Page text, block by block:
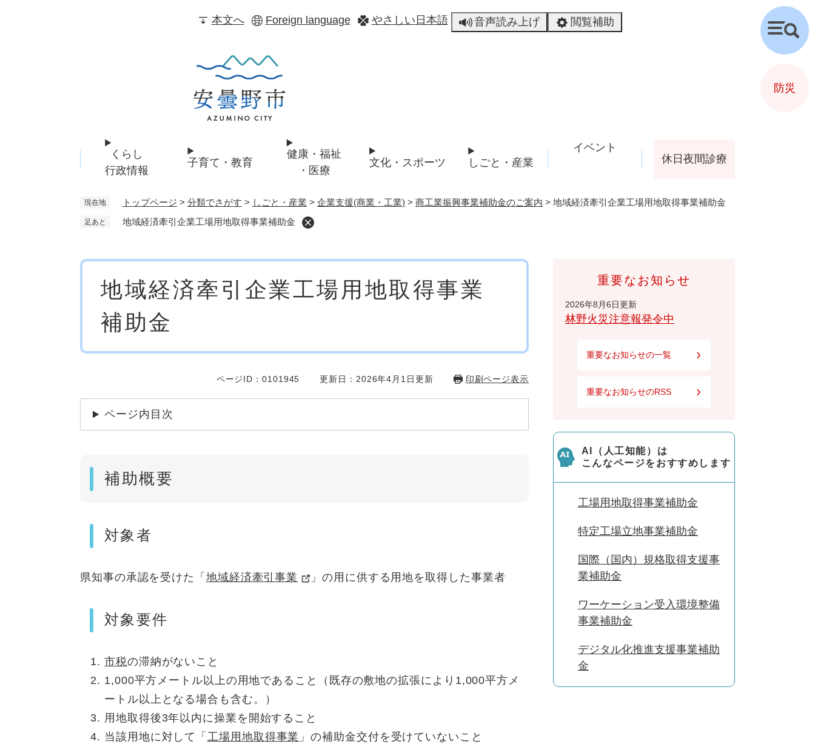
本文へ Foreign language やさしい日本語 音声読み上げ 閲覧補助
くらし
行政情報
子育て・教育
健康・福祉
・医療
文化・スポーツ しごと・産業
イベント
休日夜間診療
現在地 トップページ > 分類でさがす > しごと・産業 > 企業支援(商業・工業) > 商工業振興事業補助金のご案内 > 地域経済牽引企業工場用地取得事業補助金
足あと 地域経済牽引企業工場用地取得事業補助金
地域経済牽引企業工場用地取得事業
補助金
ページID：0101945 更新日：2026年4月1日更新 印刷ページ表示
ページ内目次
補助概要
対象者
県知事の承認を受けた「 地域経済牽引事業 」の用に供する用地を取得した事業者​
対象要件
市税の滞納がないこと
1,000平方メートル以上の用地であること（既存の敷地の拡張により1,000平方メ
ートル以上となる場合も含む。）
用地取得後3年以内に操業を開始すること
当該用地に対して「工場用地取得事業 」の補助金交付を受けていないこと
重要なお知らせ
2026年8月6日更新
林野火災注意報発令中
重要なお知らせの一覧
重要なお知らせのRSS
AI（人工知能）は
こんなページをおすすめします
工場用地取得事業補助金
特定工場立地事業補助金
国際（国内）規格取得支援事
業補助金
ワーケーション受入環境整備
事業補助金
デジタル化推進支援事業補助
金
検
索
防災